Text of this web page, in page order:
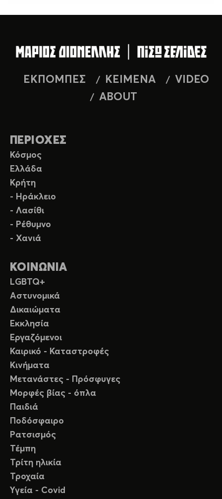
ΕΚΠΟΜΠΕΣ ΚΕΙΜΕΝΑ
VIDEO
ABOUT
ΠΕΡΙΟΧΕΣ
Κόσμος
Ελλάδα
Κρήτη
- Ηράκλειο
- Λασίθι
- Ρέθυμνο
- Χανιά
ΚΟΙΝΩΝΙΑ
LGBTQ+
Αστυνομικά
Δικαιώματα
Εκκλησία
Εργαζόμενοι
Καιρικό - Καταστροφές
Κινήματα
Μετανάστες - Πρόσφυγες
Μορφές βίας - όπλα
Παιδιά
Ποδόσφαιρο
Ρατσισμός
Τέμπη
Τρίτη ηλικία
Τροχαία
Υγεία - Covid